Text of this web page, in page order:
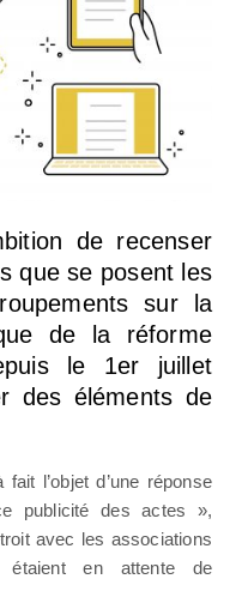
de recenser
que se posent les
sur la
de la réforme
le 1er juillet
des éléments de
l’objet d’une réponse
publicité des actes »,
avec les associations
étaient en attente de